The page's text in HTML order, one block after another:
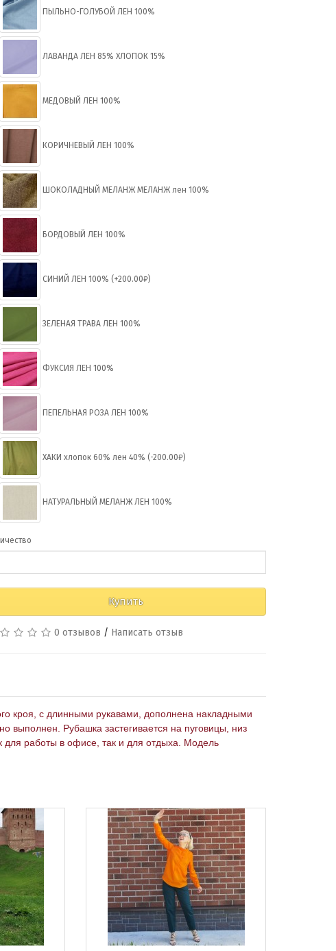
ПЫЛЬНО-ГОЛУБОЙ ЛЕН 100%
ЛАВАНДА ЛЕН 85% ХЛОПОК 15%
МЕДОВЫЙ ЛЕН 100%
КОРИЧНЕВЫЙ ЛЕН 100%
ШОКОЛАДНЫЙ МЕЛАНЖ МЕЛАНЖ лен 100%
БОРДОВЫЙ ЛЕН 100%
СИНИЙ ЛЕН 100% (+200.00₽)
ЗЕЛЕНАЯ ТРАВА ЛЕН 100%
ФУКСИЯ ЛЕН 100%
ПЕПЕЛЬНАЯ РОЗА ЛЕН 100%
ХАКИ хлопок 60% лен 40% (-200.00₽)
НАТУРАЛЬНЫЙ МЕЛАНЖ ЛЕН 100%
Купить
0 отзывов / Написать отзыв
кроя, с длинными рукавами, дополнена накладными
выполнен. Рубашка застегивается на пуговицы, низ
для работы в офисе, так и для отдыха. Модель